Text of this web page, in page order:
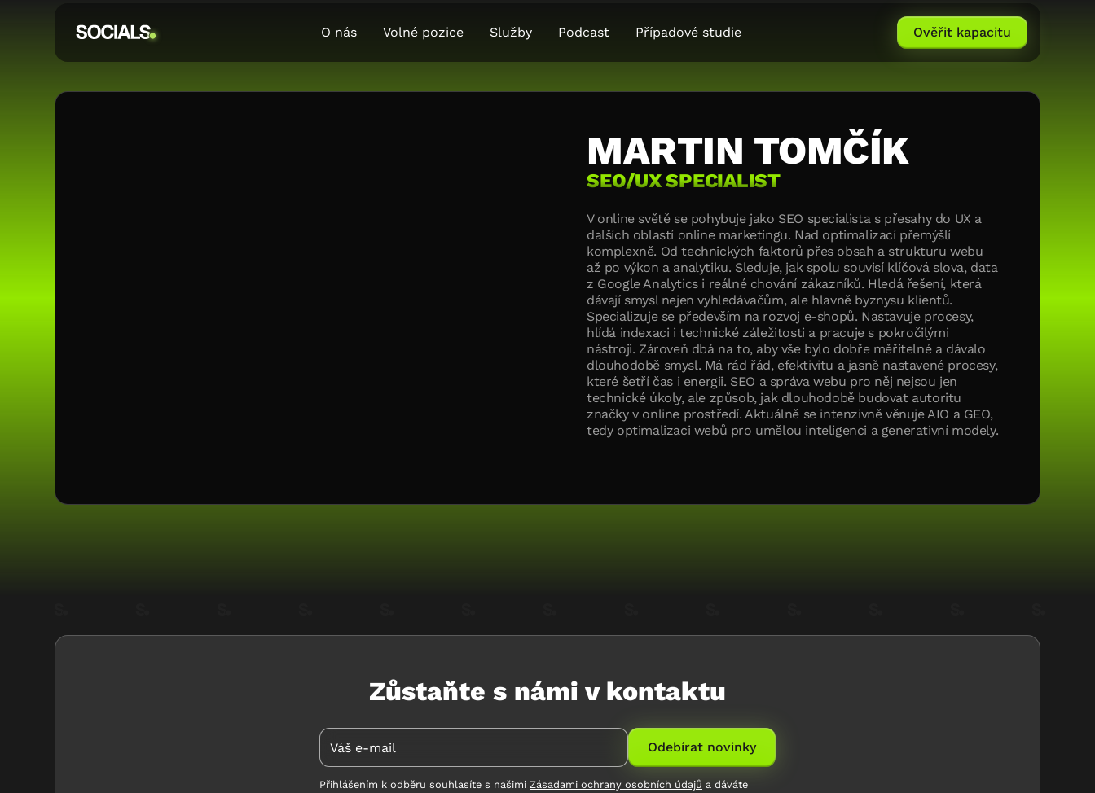
O nás Volné pozice Služby Podcast Případové studie Ověřit kapacitu
MARTIN TOMČÍK
SEO/UX SPECIALIST
V online světě se pohybuje jako SEO specialista s přesahy do UX a
dalších oblastí online marketingu. Nad optimalizací přemýšlí
komplexně. Od technických faktorů přes obsah a strukturu webu
až po výkon a analytiku. Sleduje, jak spolu souvisí klíčová slova, data
z Google Analytics i reálné chování zákazníků. Hledá řešení, která
dávají smysl nejen vyhledávačům, ale hlavně byznysu klientů.
Specializuje se především na rozvoj e-shopů. Nastavuje procesy,
hlídá indexaci i technické záležitosti a pracuje s pokročilými
nástroji. Zároveň dbá na to, aby vše bylo dobře měřitelné a dávalo
dlouhodobě smysl. Má rád řád, efektivitu a jasně nastavené procesy,
které šetří čas i energii. SEO a správa webu pro něj nejsou jen
technické úkoly, ale způsob, jak dlouhodobě budovat autoritu
značky v online prostředí. Aktuálně se intenzivně věnuje AIO a GEO,
tedy optimalizaci webů pro umělou inteligenci a generativní modely.
Zůstaňte s námi v kontaktu
Přihlášením k odběru souhlasíte s našimi Zásadami ochrany osobních údajů a dáváte